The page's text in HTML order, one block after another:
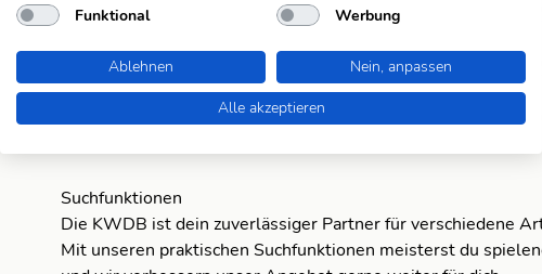
unduldsam
Suchfunktionen
Die KWDB ist dein zuverlässiger Partner für verschiedene
Mit unseren praktischen Suchfunktionen meisterst du
Funktional
Werbung
Ablehnen
Nein, anpassen
Alle akzeptieren